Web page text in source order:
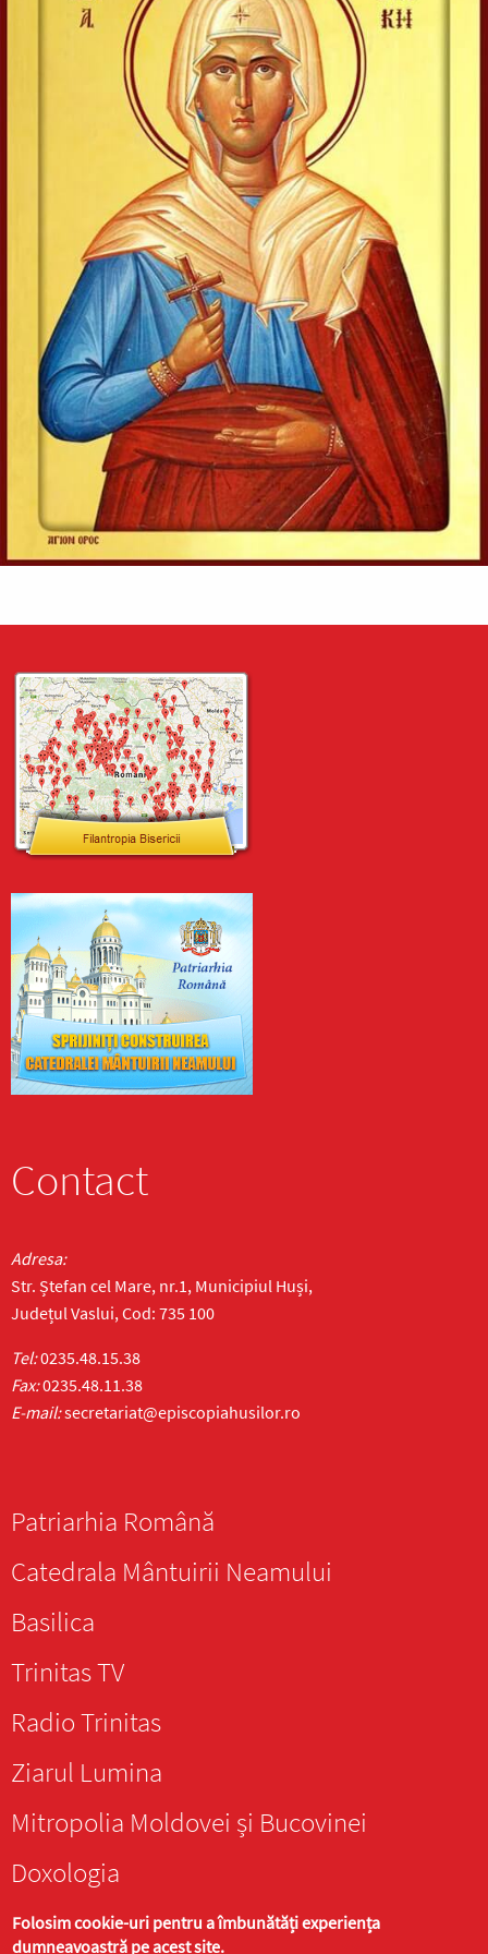
mantie roșie strălucitoare și un stihar...
Apostolul zilei
Fraților, lauda noastră aceasta este: mărturia conștiinței
noastre că am umblat în lume, și mai ales la voi, în
sfințenie și în curăție dumnezeiască, nu în înțelepciune...
Ap. II Corinteni 1, 12-20
Evanghelia zilei
În vremea aceea s-au apropiat de Iisus saducheii, cei ce
zic că nu este înviere, și L-au întrebat, zicând:
Învățătorule, Moise a zis: «Dacă cineva moare neavând
copii, fratele...
Ev. Matei 22, 23-33
doxologia.ro
Preia articolele Doxologia în site-ul tău!
Contact
Adresa:
Str. Ștefan cel Mare, nr.1, Municipiul Huși,
Județul Vaslui, Cod: 735 100
Tel:0235.48.15.38
Fax:0235.48.11.38
E-mail:secretariat@episcopiahusilor.ro
Patriarhia Română
Catedrala Mântuirii Neamului
Basilica
Trinitas TV
Radio Trinitas
Ziarul Lumina
Mitropolia Moldovei și Bucovinei
Doxologia
Folosim cookie-uri pentru a îmbunătăți experiența
dumneavoastră pe acest site.